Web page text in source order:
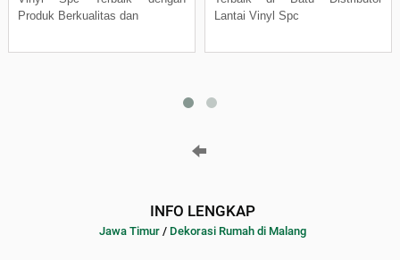
Produk Berkualitas dan
Lantai Vinyl Spc
INFO LENGKAP
Jawa Timur / Dekorasi Rumah di Malang